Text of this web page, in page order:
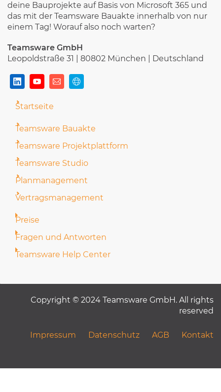
deine Bauprojekte auf Basis von Microsoft 365 und
das mit der Teamsware Bauakte innerhalb von nur
einem Tag! Worauf also noch warten?
Teamsware GmbH
Leopoldstraße 31 | 80802 München | Deutschland
Startseite
Teamsware Bauakte
Teamsware Projektplattform
Teamsware Studio
Planmanagement
Vertragsmanagement
Preise
Fragen und Antworten
Teamsware Help Center
Copyright © 2024 Teamsware GmbH. All rights
reserved
Impressum Datenschutz AGB Kontakt